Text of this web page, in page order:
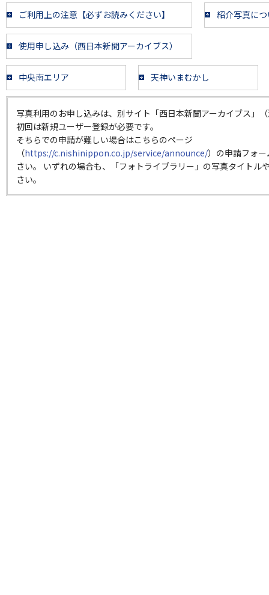
ご利用上の注意【必ずお読みください】 紹介写真に
使用申し込み（西日本新聞アーカイブス）
中央南エリア 天神いまむかし
写真利用のお申し込みは、別サイト「西日本新聞アーカイブス」
初回は新規ユーザー登録が必要です。
そちらでの申請が難しい場合はこちらのページ
（https://c.nishinippon.co.jp/service/announce/）の申請フォ
さい。 いずれの場合も、「フォトライブラリー」の写真タイトル
さい。